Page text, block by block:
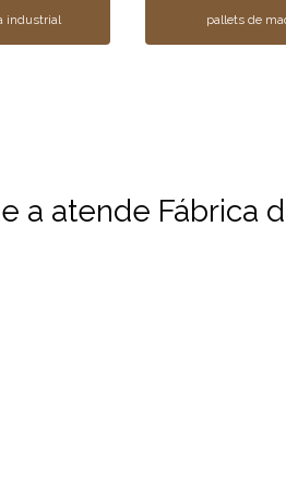
industrial pallets de
a atende Fábrica